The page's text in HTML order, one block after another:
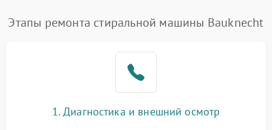
2200 ₽ Подробнее →
Этапы ремонта стиральной машины Bauknecht
1. Диагностика и внешний осмотр